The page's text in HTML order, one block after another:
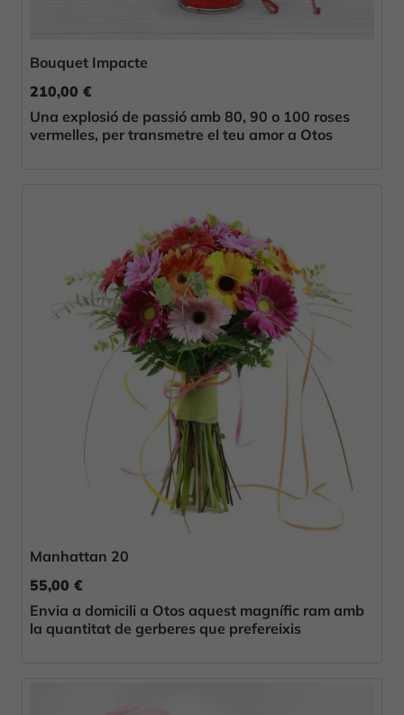
Bouquet Impacte
210,00 €
Una explosió de passió amb 80, 90 o 100 roses
vermelles, per transmetre el teu amor a Otos
Manhattan 20
55,00 €
Envia a domicili a Otos aquest magnífic ram amb
la quantitat de gerberes que prefereixis